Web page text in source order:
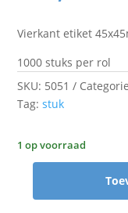
Vierkant etiket
1000 stuks per rol
SKU: 5051
Tag:stuk
1 op voorraad